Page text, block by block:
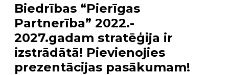
Biedrības “Pierīgas
Partnerība” 2022.-
2027.gadam stratēģija ir
izstrādātā! Pievienojies
prezentācijas pasākumam!